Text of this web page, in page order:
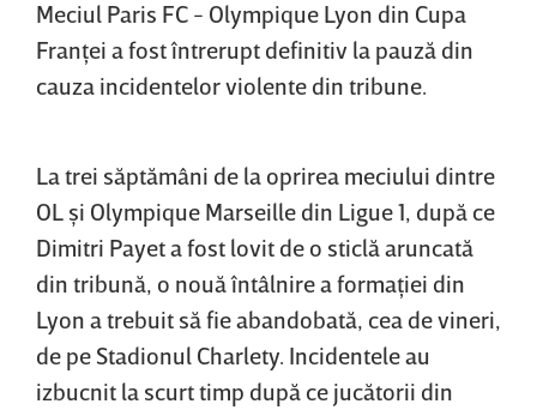
Meciul Paris FC - Olympique Lyon din Cupa
Franţei a fost întrerupt definitiv la pauză din
cauza incidentelor violente din tribune.
La trei săptămâni de la oprirea meciului dintre
OL şi Olympique Marseille din Ligue 1, după ce
Dimitri Payet a fost lovit de o sticlă aruncată
din tribună, o nouă întâlnire a formaţiei din
Lyon a trebuit să fie abandobată, cea de vineri,
de pe Stadionul Charlety. Incidentele au
izbucnit la scurt timp după ce jucătorii din